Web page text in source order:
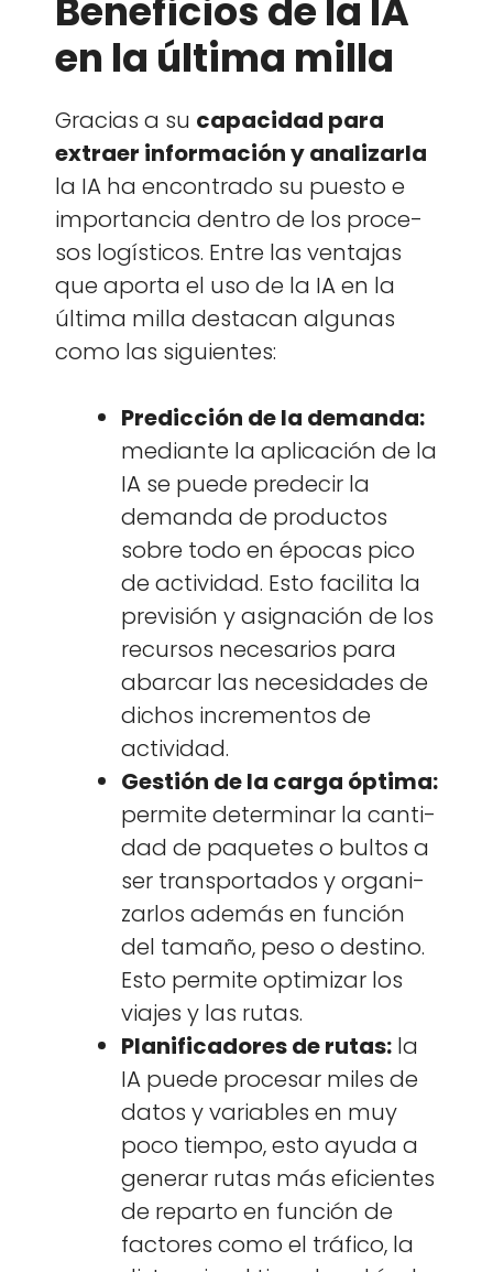
Beneficios de la IA
en la última milla
Gra­cias a su capaci­dad para
extraer infor­ma­ción y analizarla
la IA ha encon­tra­do su puesto e
impor­tan­cia den­tro de los pro­ce­
sos logís­ti­cos. Entre las ven­ta­jas
que apor­ta el uso de la IA en la
últi­ma mil­la desta­can algu­nas
como las sigu­ientes:
Predic­ción de la deman­da:
medi­ante la apli­cación de la
IA se puede pre­de­cir la
deman­da de pro­duc­tos
sobre todo en épocas pico
de activi­dad. Esto facili­ta la
pre­visión y asi­gnación de los
recur­sos nece­sar­ios para
abar­car las necesi­dades de
dichos incre­men­tos de
activi­dad.
Gestión de la car­ga ópti­ma:
per­mite deter­mi­nar la can­ti­
dad de paque­tes o bul­tos a
ser trans­porta­dos y orga­ni­
zar­los además en fun­ción
del tamaño, peso o des­ti­no.
Esto per­mite opti­mizar los
via­jes y las rutas.
Plan­i­fi­cadores de rutas: la
IA puede proce­sar miles de
datos y vari­ables en muy
poco tiem­po, esto ayu­da a
gener­ar rutas más efi­cientes
de repar­to en fun­ción de
fac­tores como el trá­fi­co, la